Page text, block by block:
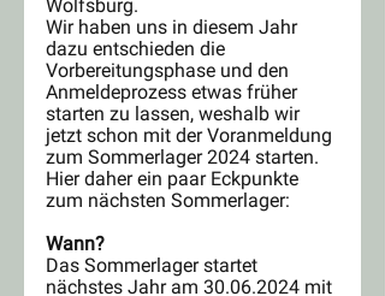
Wolfsburg.
Wir haben uns in diesem Jahr
dazu entschieden die
Vorbereitungsphase und den
Anmeldeprozess etwas früher
starten zu lassen, weshalb wir
jetzt schon mit der Voranmeldung
zum Sommerlager 2024 starten.
Hier daher ein paar Eckpunkte
zum nächsten Sommerlager:
Wann?
Das Sommerlager startet
nächstes Jahr am 30.06.2024 mit